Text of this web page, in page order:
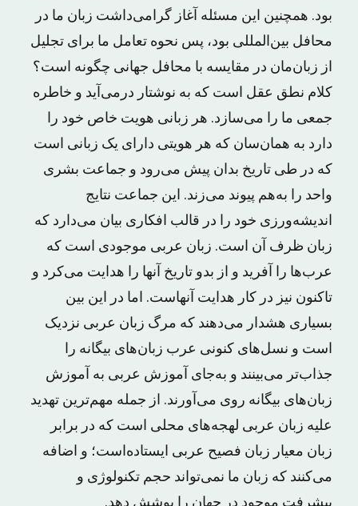
بود. همچنین این مسئله آغاز گرامی‌داشت زبان ما در
محافل بین‌المللی بود، پس نحوه تعامل ما برای تجلیل
از زبان‌مان در مقایسه با محافل جهانی چگونه است؟
کلام نطق عقل است که به نوشتار درمی‌آید و خاطره
جمعی ما را می‌سازد. هر زبانی هویت خاص خود را
دارد به همان‌سان که هر هویتی دارای یک زبانی است
که در طی تاریخ بدان پیش می‌رود و جماعت بشری
واحد را به‌هم پیوند می‌زند. این جماعت نتایج
اندیشه‌ورزی خود را در قالب افکاری بیان می‌دارد که
زبان ظرف آن است. زبان عربی موجودی است که
عرب‌ها را آفرید و از بدو تاریخ آنها را هدایت می‌کرد و
تاکنون نیز در کار هدایت آنهاست. اما در این بین
بسیاری هشدار می‌دهند که مرگ زبان عربی نزدیک
است و نسل‌های کنونی عرب زبان‌های بیگانه را
جذاب‌تر می‌بینند و به‌جای آموزش عربی به آموزش
زبان‌های بیگانه روی می‌آورند. از جمله مهم‌ترین تهدید
علیه زبان عربی لهجه‌های محلی است که در برابر
زبان معیار زبان فصیح عربی ایستاده‌است؛ و اضافه
می‌کنند که زبان ما نمی‌تواند حجم تکنولوژی و
پیشرفت موجود در جهان را پوشش دهد.